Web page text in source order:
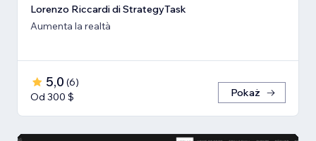
Lorenzo Riccardi di StrategyTask
Aumenta la realtà
5,0 (6)
Od 300 $
Pokaż